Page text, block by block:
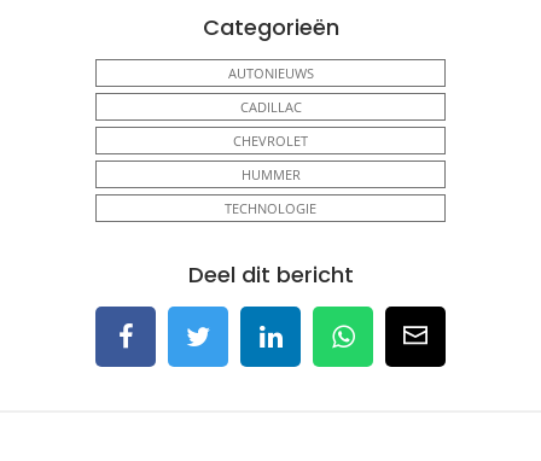
Categorieën
AUTONIEUWS
CADILLAC
CHEVROLET
HUMMER
TECHNOLOGIE
Deel dit bericht